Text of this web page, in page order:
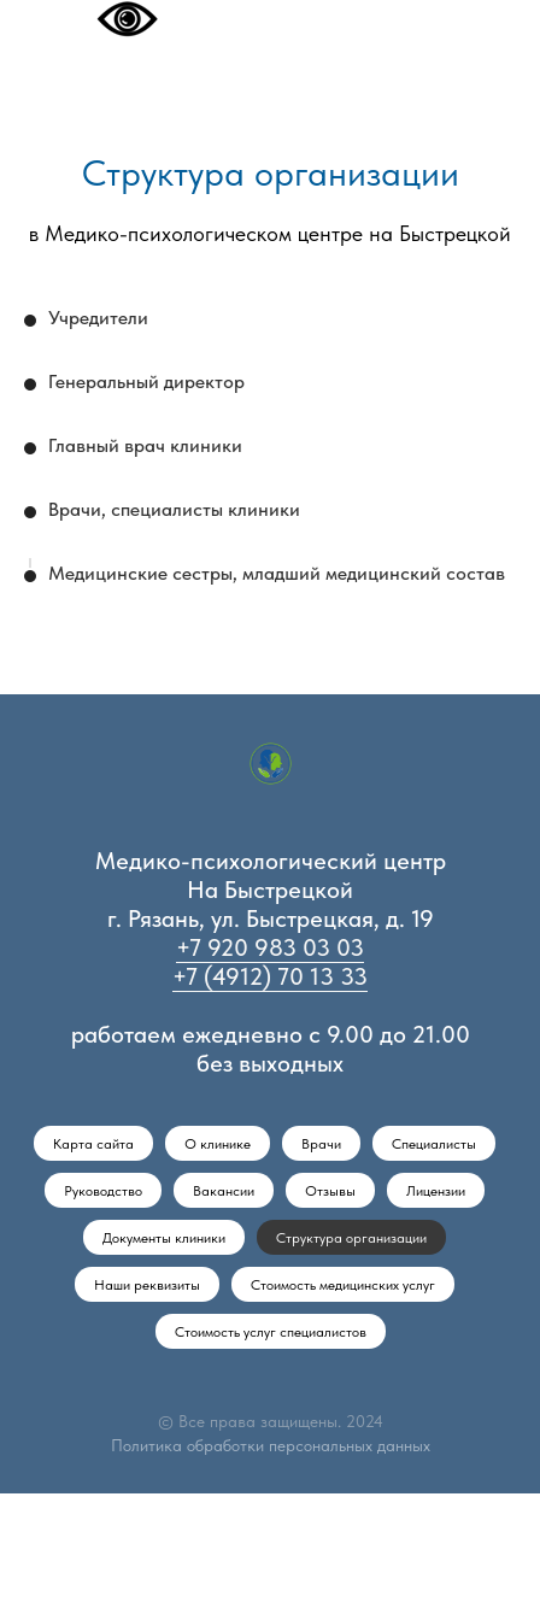
Структура организации
в Медико-психологическом центре на Быстрецкой
Учредители
Генеральный директор
Главный врач клиники
Врачи, специалисты клиники
Медицинские сестры, младший медицинский состав
Медико-психологический центр
На Быстрецкой
г. Рязань, ул. Быстрецкая, д. 19
+7 920 983 03 03
+7 (4912) 70 13 33
работаем ежедневно с 9.00 до 21.00
без выходных
Карта сайта О клинике Врачи Специалисты
Руководство Вакансии Отзывы Лицензии
Документы клиники Структура организации
Наши реквизиты Стоимость медицинских услуг
Стоимость услуг специалистов
© Все права защищены. 2024
Политика обработки персональных данных